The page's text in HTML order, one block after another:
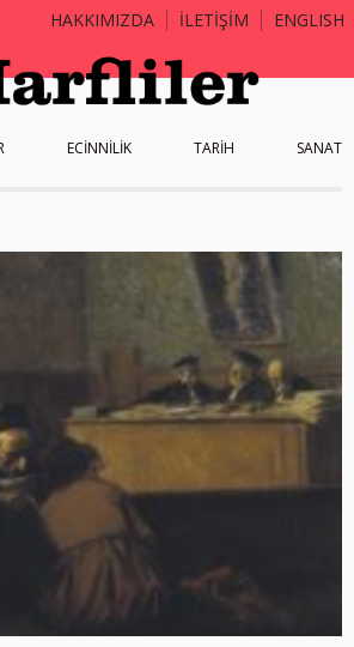
HAKKIMIZDA İLETİŞİM ENGLISH
ECİNNİLİK TARİH SANAT